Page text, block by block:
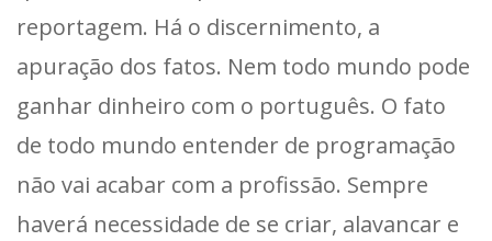
reportagem. Há o discernimento, a
apuração dos fatos. Nem todo mundo pode
ganhar dinheiro com o português. O fato
de todo mundo entender de programação
não vai acabar com a profissão. Sempre
haverá necessidade de se criar, alavancar e